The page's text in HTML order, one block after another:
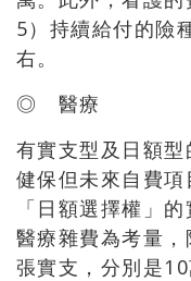
5）持續給付的險
右。
◎ 醫療
有實支型及日額
健保但未來自費
「日額選擇權」
醫療雜費為考量
張實支，分別是